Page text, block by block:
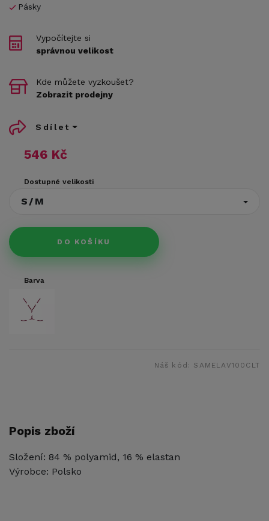
Pásky
546 Kč
Dostupné velikosti
S/M
DO KOŠÍKU
Vypočítejte si
správnou velikost
Kde můžete vyzkoušet?
Zobrazit prodejny
Sdílet
Barva
Náš kód: SAMELAV100CLT
Popis zboží
Složení: 84 % polyamid, 16 % elastan
Výrobce: Polsko